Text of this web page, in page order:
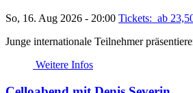
So, 16. Aug 2026 - 20:00 Tickets: ab
Junge internationale Teilnehmer
Weitere Infos